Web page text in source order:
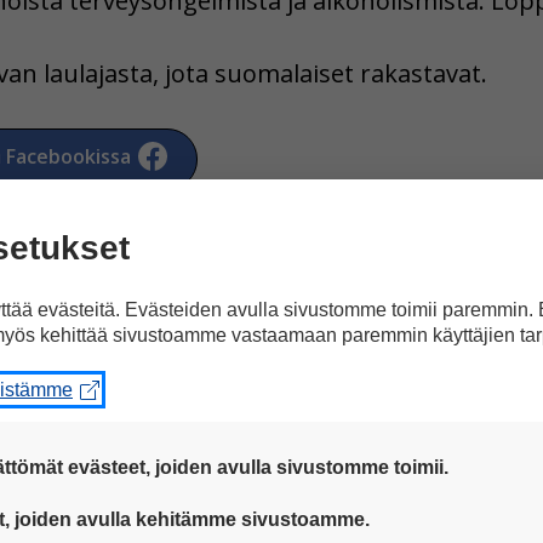
laulajasta, jota suomalaiset rakastavat.
Facebookissa
artikkeliin
evästeitä. Evästeiden avulla sivustomme toimii paremmin.
kehittää sivustoamme vastaamaan paremmin käyttäjien
evästeet, joiden avulla sivustomme toimii.
ovat aina käytössä, jotta sivustoamme voi käyttää sujuvasti
joiden avulla kehitämme sivustoamme.